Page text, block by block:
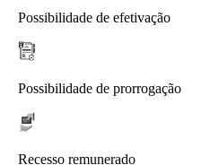
Possibilidade de efetivação
Possibilidade de prorrogação
Recesso remunerado